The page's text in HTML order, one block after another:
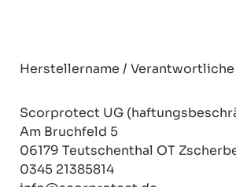
Herstellername / Verantwortliche
Scorprotect UG
Am Bruchfeld 5
06179 Teutschenthal OT
0345 21385814